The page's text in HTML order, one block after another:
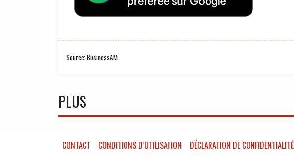
Source: BusinessAM
PLUS
CONTACT CONDITIONS D’UTILISATION DÉCLARATION DE CONFIDENTIALITÉ